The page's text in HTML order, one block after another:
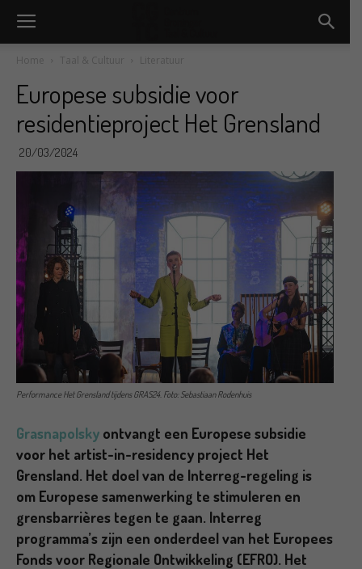
Home Taal & Cultuur Literatuur
Europese subsidie voor
residentieproject Het Grensland
20/03/2024
Performance Het Grensland tijdens GRAS24. Foto: Sebastiaan Rodenhuis
Grasnapolsky ontvangt een Europese subsidie
voor het artist-in-residency project Het
Grensland. Het doel van de Interreg-regeling is
om Europese samenwerking te stimuleren en
grensbarrières tegen te gaan. Interreg
programma’s zijn een onderdeel van het Europees
Fonds voor Regionale Ontwikkeling (EFRO). Het